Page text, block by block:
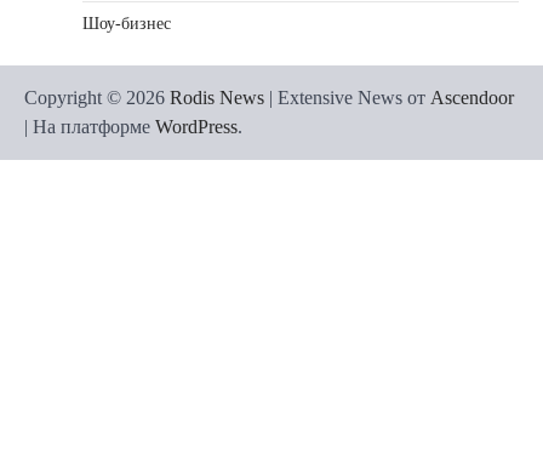
Шоу-бизнес
Copyright © 2026 Rodis News | Extensive News от Ascendoor
| На платформе WordPress.